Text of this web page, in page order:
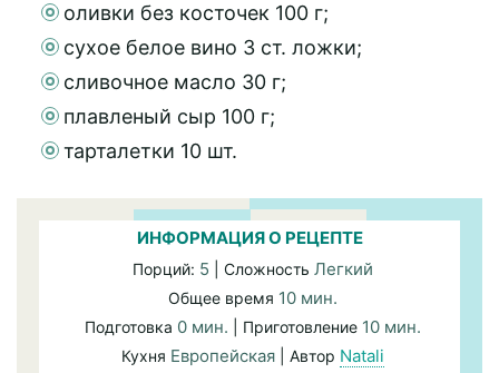
оливки без косточек 100 г;
сухое белое вино 3 ст. ложки;
сливочное масло 30 г;
плавленый сыр 100 г;
тарталетки 10 шт.
ИНФОРМАЦИЯ О РЕЦЕПТЕ
Порций: 5 | Сложность Легкий
Общее время 10 мин.
Подготовка 0 мин. | Приготовление 10 мин.
Кухня Европейская| Автор Natali